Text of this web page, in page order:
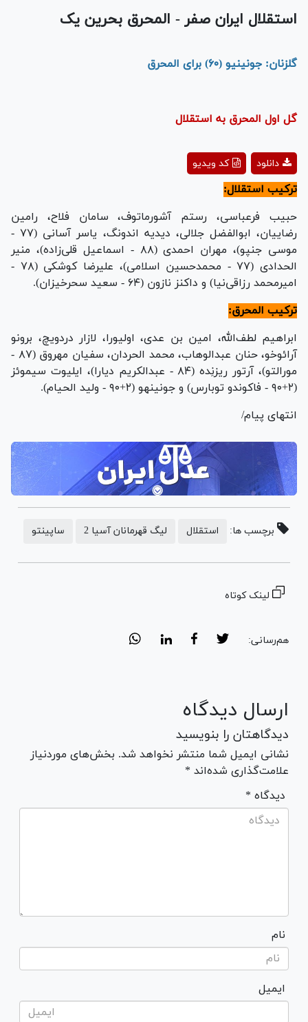
استقلال ایران صفر - المحرق بحرین یک
گلزنان: جونینیو (۶۰) برای المحرق
گل اول المحرق به استقلال
Playکد ویدیو دانلود
ترکیب استقلال:
حبیب فرعباسی، رستم آشورماتوف، سامان فلاح، رامین
رضاییان، ابوالفضل جلالی، دیدیه اندونگ، یاسر آسانی (۷۷ -
موسی جنپو)، مهران احمدی (۸۸ - اسماعیل قلی‌زاده)، منیر
الحدادی (۷۷ - محمدحسین اسلامی)، علیرضا کوشکی (۷۸ -
امیرمحمد رزاقی‌نیا) و داکنز نازون (۶۴ - سعید سحرخیزان).
ترکیب المحرق:
ابراهیم لطف‌الله، امین بن عدی، اولیورا، لازار دردویچ، برونو
آرائوخو، حنان عبدالوهاب، محمد الحردان، سفیان مهروق (۸۷ -
مورالتو)، آرتور ریزنِده (۸۴ - عبدالکریم دیارا)، ایلیوت سیموئز
(۲+۹۰ - فاکوندو توبارس) و جونینهو (۲+۹۰ - ولید الحیام).
انتهای پیام/
برچسب ها: استقلال لیگ قهرمانان آسیا 2 ساپینتو
لینک کوتاه
هم‌رسانی:
ارسال دیدگاه
دیدگاهتان را بنویسید
نشانی ایمیل شما منتشر نخواهد شد. بخش‌های موردنیاز
علامت‌گذاری شده‌اند *
* دیدگاه
نام
ایمیل